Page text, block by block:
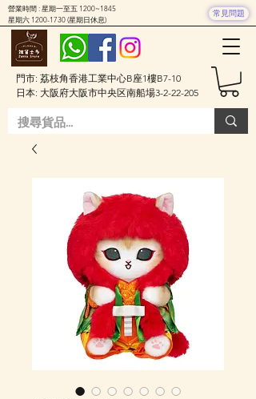
門市: 荔枝角香港工業中心B座1樓B7-10
日本: 大阪府大阪市中央区南船場3-2-22-205
營業時間 : 星期一至五 1200~1845
星期六 1200-1730(星期日休息)
常見問題